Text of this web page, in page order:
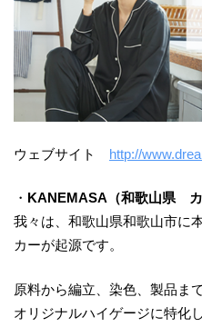
ウェブサイト http://
・ KANEMASA（和歌山県
我々は、和歌⼭県和歌⼭市に
カーが起源です。
原料から編⽴、染⾊、製品ま
オリジナルハイゲージに特化